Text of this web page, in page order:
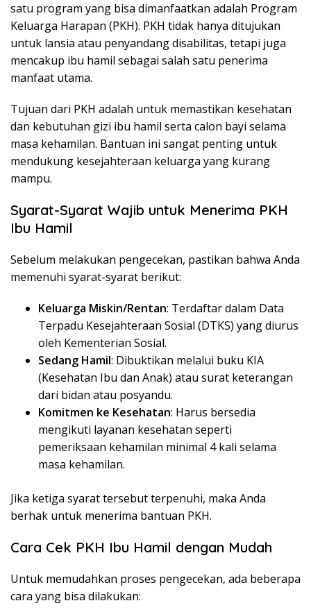
satu program yang bisa dimanfaatkan adalah Program
Keluarga Harapan (PKH). PKH tidak hanya ditujukan
untuk lansia atau penyandang disabilitas, tetapi juga
mencakup ibu hamil sebagai salah satu penerima
manfaat utama.
Tujuan dari PKH adalah untuk memastikan kesehatan
dan kebutuhan gizi ibu hamil serta calon bayi selama
masa kehamilan. Bantuan ini sangat penting untuk
mendukung kesejahteraan keluarga yang kurang
mampu.
Syarat-Syarat Wajib untuk Menerima PKH
Ibu Hamil
Sebelum melakukan pengecekan, pastikan bahwa Anda
memenuhi syarat-syarat berikut:
Keluarga Miskin/Rentan: Terdaftar dalam Data
Terpadu Kesejahteraan Sosial (DTKS) yang diurus
oleh Kementerian Sosial.
Sedang Hamil: Dibuktikan melalui buku KIA
(Kesehatan Ibu dan Anak) atau surat keterangan
dari bidan atau posyandu.
Komitmen ke Kesehatan: Harus bersedia
mengikuti layanan kesehatan seperti
pemeriksaan kehamilan minimal 4 kali selama
masa kehamilan.
Jika ketiga syarat tersebut terpenuhi, maka Anda
berhak untuk menerima bantuan PKH.
Cara Cek PKH Ibu Hamil dengan Mudah
Untuk memudahkan proses pengecekan, ada beberapa
cara yang bisa dilakukan: